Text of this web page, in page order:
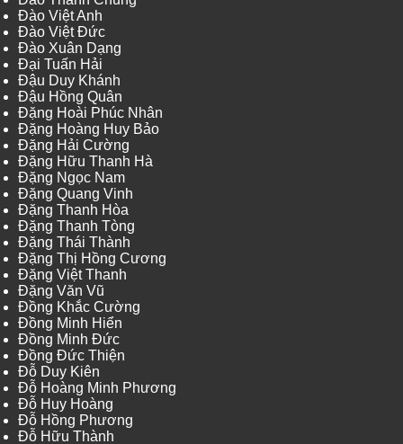
Đào Việt Anh
Đào Việt Đức
Đào Xuân Dạng
Đại Tuấn Hải
Đậu Duy Khánh
Đậu Hồng Quân
Đặng Hoài Phúc Nhân
Đặng Hoàng Huy Bảo
Đặng Hải Cường
Đặng Hữu Thanh Hà
Đặng Ngọc Nam
Đặng Quang Vinh
Đặng Thanh Hòa
Đặng Thanh Tòng
Đặng Thái Thành
Đặng Thị Hồng Cương
Đặng Việt Thanh
Đặng Văn Vũ
Đồng Khắc Cường
Đồng Minh Hiển
Đồng Minh Đức
Đồng Đức Thiện
Đỗ Duy Kiên
Đỗ Hoàng Minh Phương
Đỗ Huy Hoàng
Đỗ Hồng Phương
Đỗ Hữu Thành